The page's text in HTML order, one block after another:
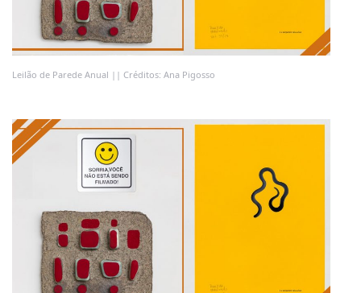
Leilão de Parede Anual || Créditos: Ana Pigosso